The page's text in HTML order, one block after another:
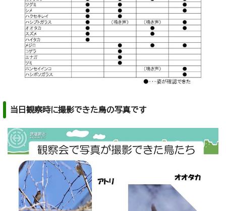
当日観察時に撮影できた鳥の写真です